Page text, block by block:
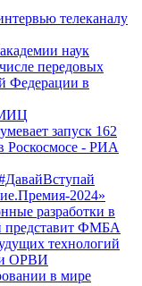
телеканалу
наук
передовых
Федерации в
запуск 162
Роскосмосе - РИА
2024»
разработки в
представит ФМБА
технологий
и ОРВИ
в мире